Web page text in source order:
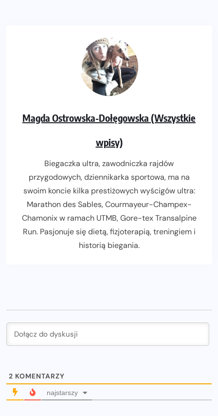
Magda Ostrowska-Dołęgowska (Wszystkie
wpisy)
Biegaczka ultra, zawodniczka rajdów
przygodowych, dziennikarka sportowa, ma na
swoim koncie kilka prestiżowych wyścigów ultra:
Marathon des Sables, Courmayeur-Champex-
Chamonix w ramach UTMB, Gore-tex Transalpine
Run. Pasjonuje się dietą, fizjoterapią, treningiem i
historią biegania.
2 KOMENTARZY
najstarszy